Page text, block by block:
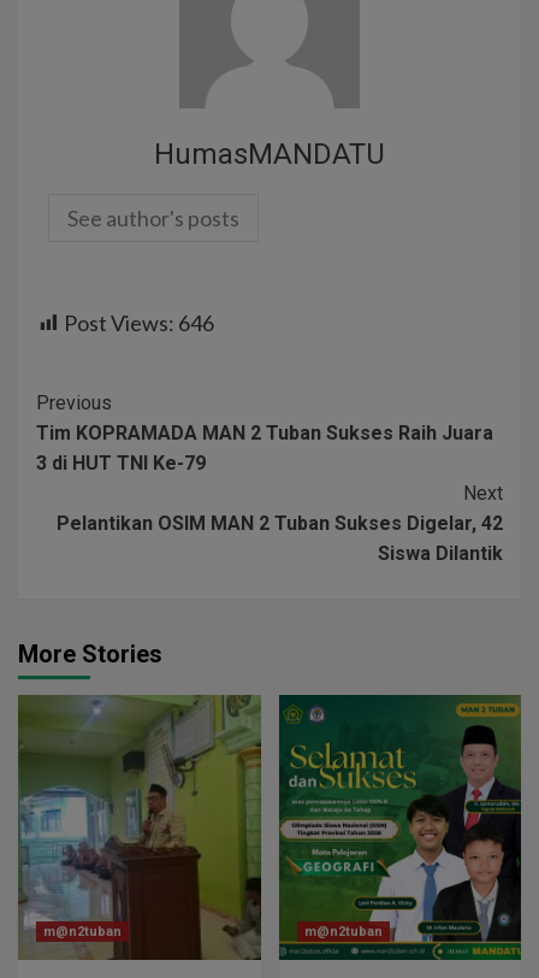
HumasMANDATU
See author's posts
Post Views: 646
Previous
Tim KOPRAMADA MAN 2 Tuban Sukses Raih Juara
3 di HUT TNI Ke-79
Next
Pelantikan OSIM MAN 2 Tuban Sukses Digelar, 42
Siswa Dilantik
More Stories
m@n2tuban m@n2tuban